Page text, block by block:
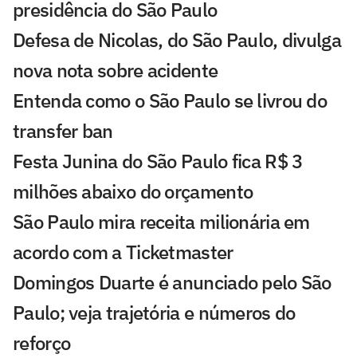
presidência do São Paulo
Defesa de Nicolas, do São Paulo, divulga
nova nota sobre acidente
Entenda como o São Paulo se livrou do
transfer ban
Festa Junina do São Paulo fica R$ 3
milhões abaixo do orçamento
São Paulo mira receita milionária em
acordo com a Ticketmaster
Domingos Duarte é anunciado pelo São
Paulo; veja trajetória e números do
reforço